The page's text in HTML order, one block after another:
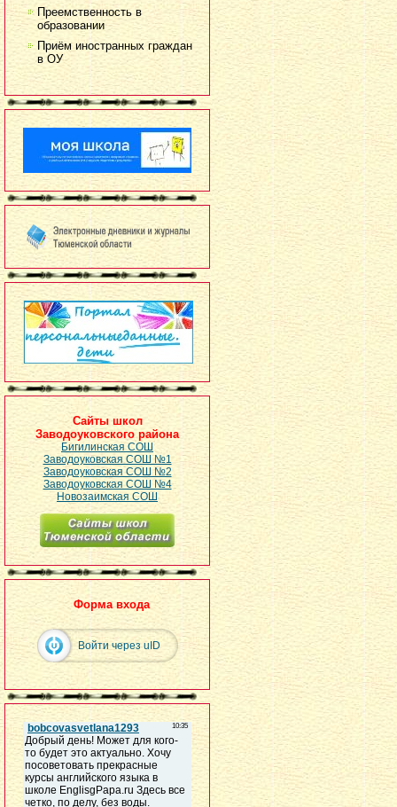
Преемственность в
образовании
Приём иностранных граждан
в ОУ
Сайты школ
Заводоуковского района
Бигилинская СОШ
Заводоуковская СОШ №1
Заводоуковская СОШ №2
Заводоуковская СОШ №4
Новозаимская СОШ
Форма входа
Войти через uID